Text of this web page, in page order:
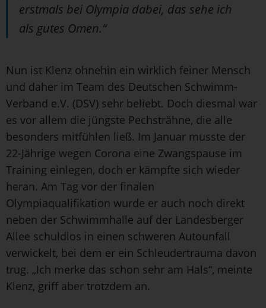
erstmals bei Olympia dabei, das sehe ich
als gutes Omen.“
Nun ist Klenz ohnehin ein wirklich feiner Mensch
und daher im Team des Deutschen Schwimm-
Verband e.V. (DSV) sehr beliebt. Doch diesmal war
es vor allem die jüngste Pechsträhne, die alle
besonders mitfühlen ließ. Im Januar musste der
22-Jährige wegen Corona eine Zwangspause im
Training einlegen, doch er kämpfte sich wieder
heran. Am Tag vor der finalen
Olympiaqualifikation wurde er auch noch direkt
neben der Schwimmhalle auf der Landesberger
Allee schuldlos in einen schweren Autounfall
verwickelt, bei dem er ein Schleudertrauma davon
trug. „Ich merke das schon sehr am Hals“, meinte
Klenz, griff aber trotzdem an.